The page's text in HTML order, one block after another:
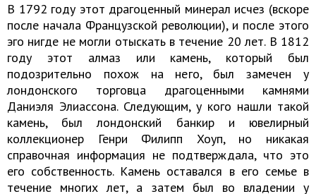
В 1792 году этот драгоценный минерал исчез (вскоре
после начала Французской революции), и после этого
эго нигде не могли отыскать в течение 20 лет. В 1812
году этот алмаз или камень, который был
подозрительно похож на него, был замечен у
лондонского торговца драгоценными камнями
Даниэля Элиассона. Следующим, у кого нашли такой
камень, был лондонский банкир и ювелирный
коллекционер Генри Филипп Хоуп, но никакая
справочная информация не подтверждала, что это
его собственность. Камень оставался в его семье в
течение многих лет, а затем был во владении у